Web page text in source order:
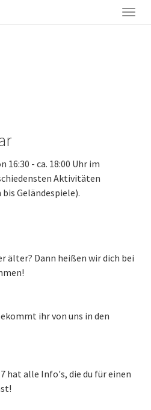
16:30 - ca. 18:00 Uhr im
Aktivitäten
Geländespiele).
älter? Dann heißen wir dich bei
ihr von uns in den
hat alle Info's, die du für einen